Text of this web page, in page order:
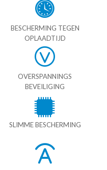
BESCHERMING TEGEN
OPLAADTIJD
OVERSPANNINGS
BEVEILIGING
SLIMME BESCHERMING